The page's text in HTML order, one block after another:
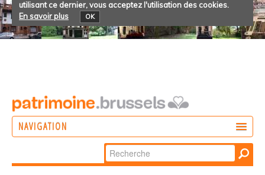
utilisant ce dernier, vous acceptez l'utilisation des cookies.
En savoir plus
OK
NAVIGATION
Chercher par
Recherche